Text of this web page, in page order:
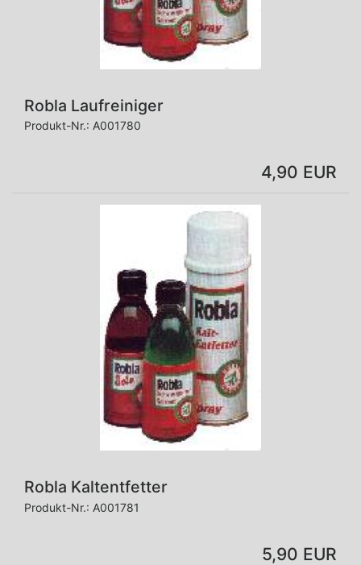
Robla Laufreiniger
Produkt-Nr.: A001780
4,90 EUR
Robla Kaltentfetter
Produkt-Nr.: A001781
5,90 EUR